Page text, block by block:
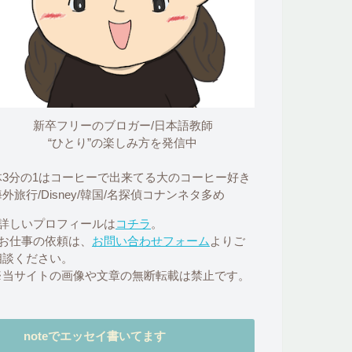
新卒フリーのブロガー/日本語教師
“ひとり”の楽しみ方を発信中
3分の1はコーヒーで出来てる大のコーヒー好き
外旅行/Disney/韓国/名探偵コナンネタ多め
しいプロフィールはコチラ 。
仕事の依頼は、 お問い合わせフォーム よりご
ください。
サイトの画像や文章の無断転載は禁止です。
noteでエッセイ書いてます